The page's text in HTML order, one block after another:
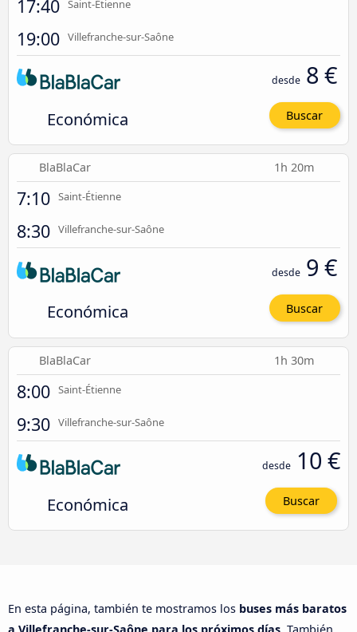
17:40 Saint-Étienne
19:00 Villefranche-sur-Saône
Económica
desde 8 €
Buscar
BlaBlaCar 1h 20m
7:10 Saint-Étienne
8:30 Villefranche-sur-Saône
Económica
desde 9 €
Buscar
BlaBlaCar 1h 30m
8:00 Saint-Étienne
9:30 Villefranche-sur-Saône
Económica
desde 10 €
Buscar
En esta página, también te mostramos los buses más baratos